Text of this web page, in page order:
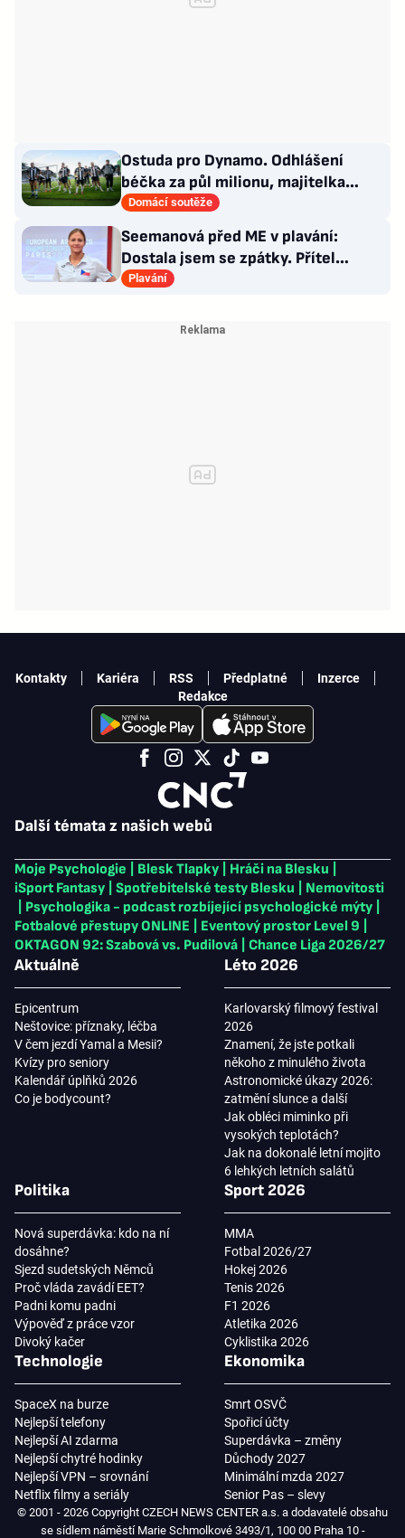
Ostuda pro Dynamo. Odhlášení
béčka za půl milionu, majitelka
odmítla nabídku kraje
Domácí soutěže
Seemanová před ME v plavání:
Dostala jsem se zpátky. Přítel
Choupenitch? Motivuje mě
Plavání
Další témata z našich webů
Moje Psychologie Blesk Tlapky Hráči na Blesku
iSport Fantasy
Spotřebitelské testy Blesku
Nemovitosti
Psychologika - podcast rozbíjející psychologické mýty
Fotbalové přestupy ONLINE
Eventový prostor Level 9
OKTAGON 92: Szabová vs. Pudilová
Chance Liga 2026/27
Aktuálně
Epicentrum
Neštovice: příznaky, léčba
V čem jezdí Yamal a Mesii?
Kvízy pro seniory
Kalendář úplňků 2026
Co je bodycount?
Léto 2026
Karlovarský filmový festival
2026
Znamení, že jste potkali
někoho z minulého života
Astronomické úkazy 2026:
zatmění slunce a další
Jak obléci miminko při
vysokých teplotách?
Jak na dokonalé letní mojito
6 lehkých letních salátů
Politika
Nová superdávka: kdo na ní
dosáhne?
Sjezd sudetských Němců
Proč vláda zavádí EET?
Padni komu padni
Výpověď z práce vzor
Divoký kačer
Sport 2026
MMA
Fotbal 2026/27
Hokej 2026
Tenis 2026
F1 2026
Atletika 2026
Cyklistika 2026
Technologie
SpaceX na burze
Nejlepší telefony
Nejlepší AI zdarma
Nejlepší chytré hodinky
Nejlepší VPN – srovnání
Netflix filmy a seriály
Ekonomika
Smrt OSVČ
Spořicí účty
Superdávka – změny
Důchody 2027
Minimální mzda 2027
Senior Pas – slevy
Kontakty Kariéra RSS Předplatné
Inzerce
Redakce
© 2001 - 2026 Copyright CZECH NEWS CENTER a.s. a dodavatelé obsahu
se sídlem náměstí Marie Schmolkové 3493/1, 100 00 Praha 10 -